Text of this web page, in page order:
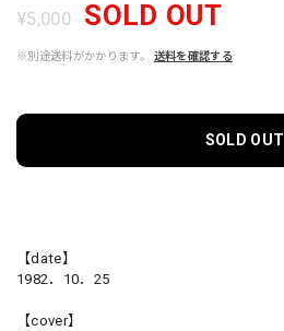
¥5,000 SOLD OUT
※別途送料がかかります。 送料を確認する
SOLD OUT
【date】
1982．10．25
【cover】